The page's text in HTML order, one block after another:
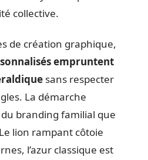
collective.
de création graphique,
empruntent
sans respecter
La démarche
branding familial que
lion rampant côtoie
l’azur classique est